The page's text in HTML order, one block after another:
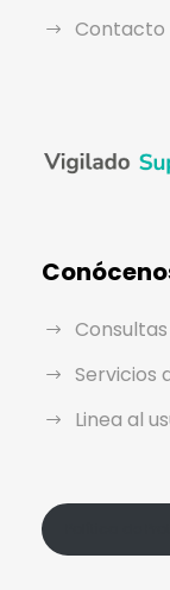
Contacto
Servicios
Linea al